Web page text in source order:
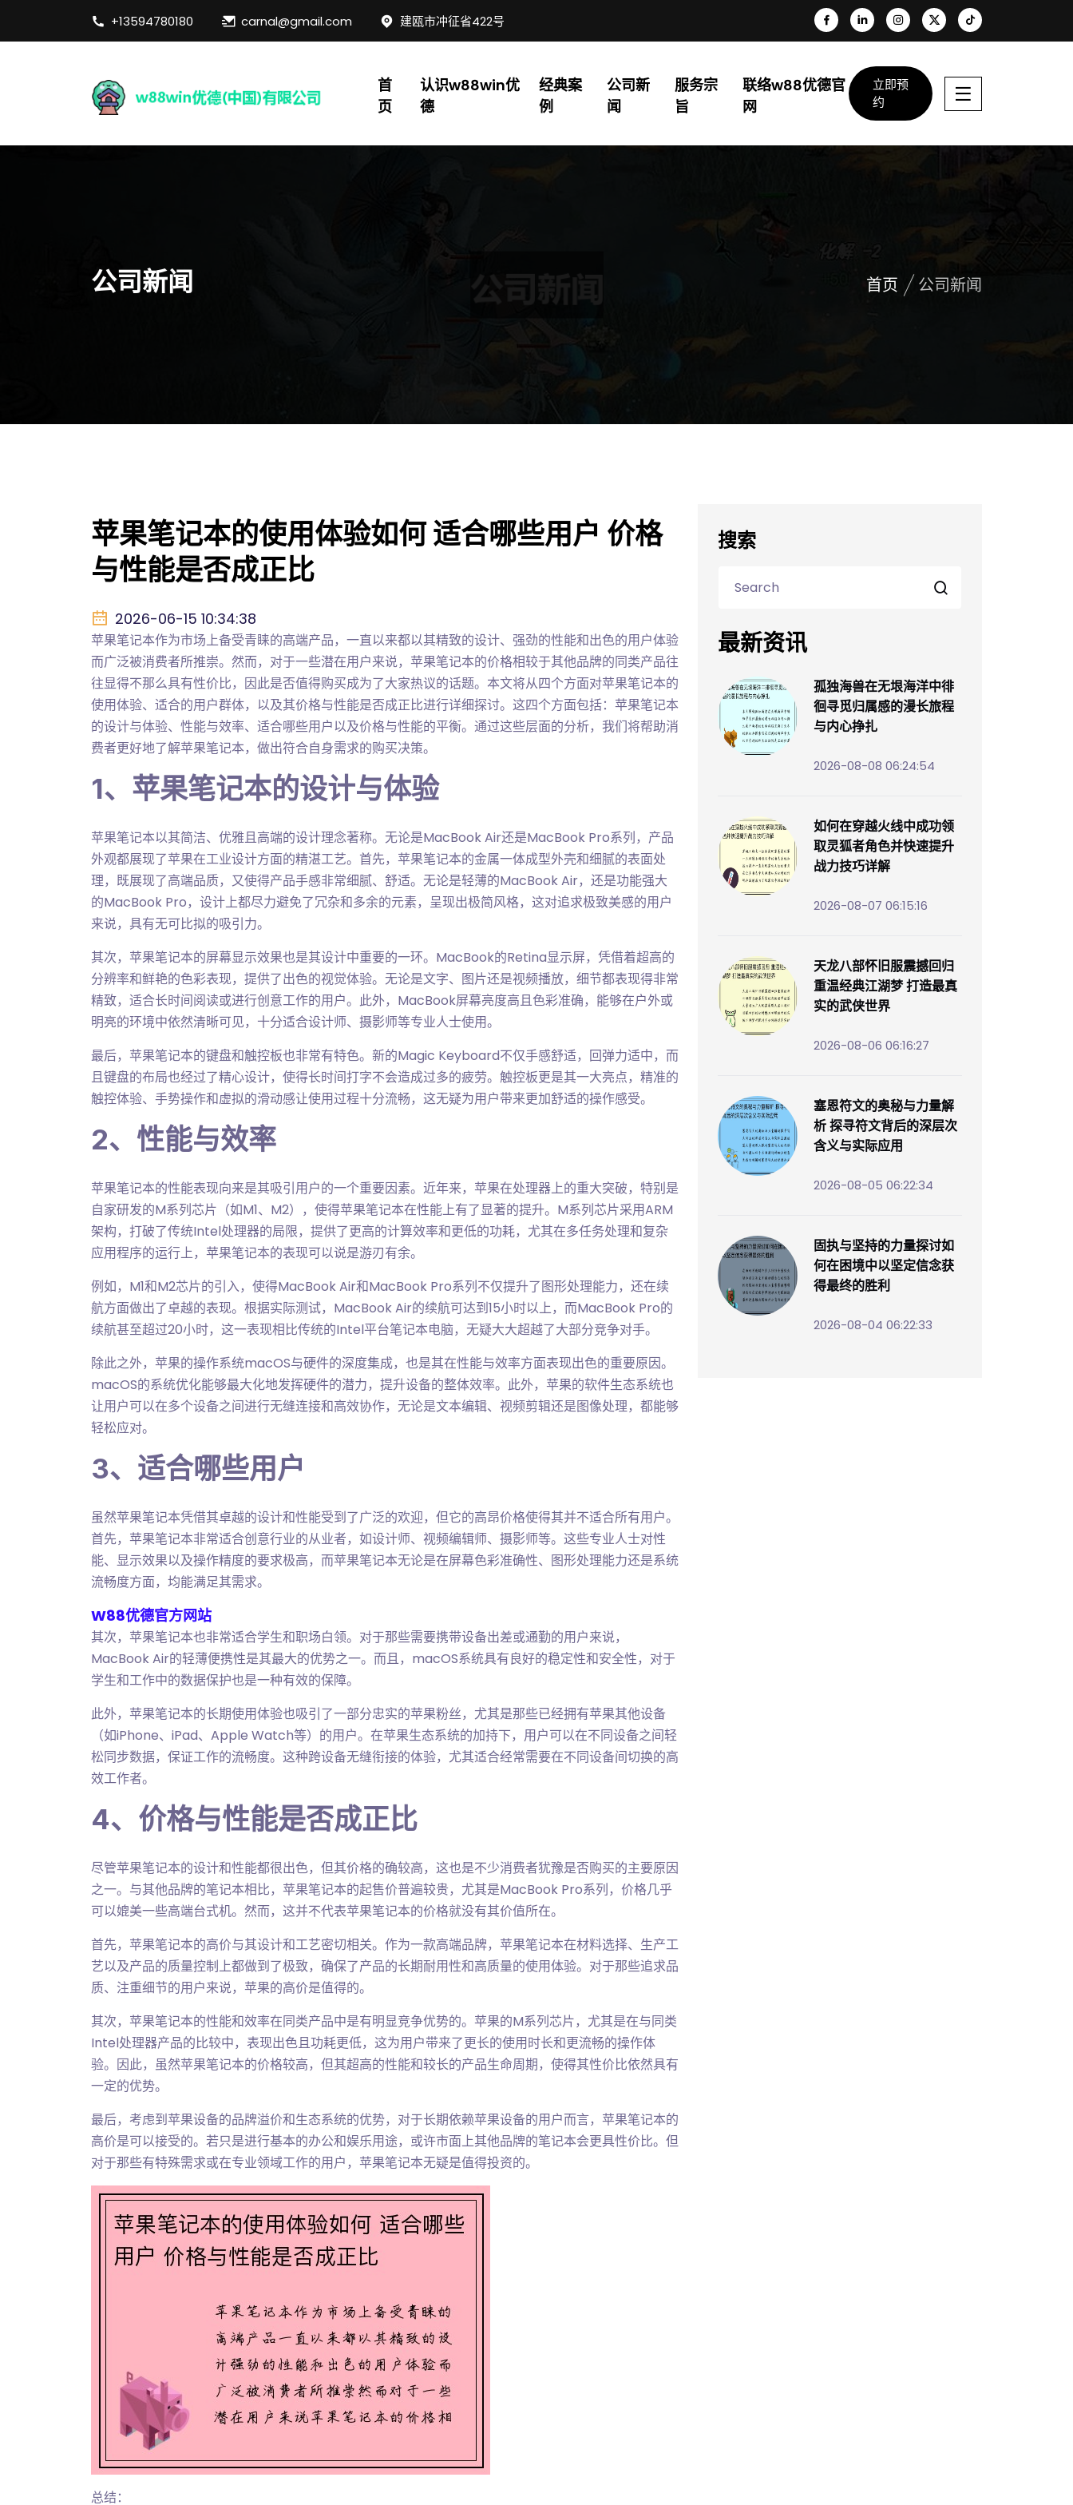
+13594780180 carnal@gmail.com 建瓯市冲征省422号
首
页
认识w88win优
德
经典案
例
公司新
闻
服务宗
旨
联络w88优德官
网
立即预
约
公司新闻 首页 公司新闻
苹果笔记本的使用体验如何 适合哪些用户 价格
与性能是否成正比
2026-06-15 10:34:38
苹果笔记本作为市场上备受青睐的高端产品，一直以来都以其精致的设计、强劲的性能和出色的用户体验
而广泛被消费者所推崇。然而，对于一些潜在用户来说，苹果笔记本的价格相较于其他品牌的同类产品往
往显得不那么具有性价比，因此是否值得购买成为了大家热议的话题。本文将从四个方面对苹果笔记本的
使用体验、适合的用户群体，以及其价格与性能是否成正比进行详细探讨。这四个方面包括：苹果笔记本
的设计与体验、性能与效率、适合哪些用户以及价格与性能的平衡。通过这些层面的分析，我们将帮助消
费者更好地了解苹果笔记本，做出符合自身需求的购买决策。
1、苹果笔记本的设计与体验
苹果笔记本以其简洁、优雅且高端的设计理念著称。无论是MacBook Air还是MacBook Pro系列，产品
外观都展现了苹果在工业设计方面的精湛工艺。首先，苹果笔记本的金属一体成型外壳和细腻的表面处
理，既展现了高端品质，又使得产品手感非常细腻、舒适。无论是轻薄的MacBook Air，还是功能强大
的MacBook Pro，设计上都尽力避免了冗杂和多余的元素，呈现出极简风格，这对追求极致美感的用户
来说，具有无可比拟的吸引力。
其次，苹果笔记本的屏幕显示效果也是其设计中重要的一环。MacBook的Retina显示屏，凭借着超高的
分辨率和鲜艳的色彩表现，提供了出色的视觉体验。无论是文字、图片还是视频播放，细节都表现得非常
精致，适合长时间阅读或进行创意工作的用户。此外，MacBook屏幕亮度高且色彩准确，能够在户外或
明亮的环境中依然清晰可见，十分适合设计师、摄影师等专业人士使用。
最后，苹果笔记本的键盘和触控板也非常有特色。新的Magic Keyboard不仅手感舒适，回弹力适中，而
且键盘的布局也经过了精心设计，使得长时间打字不会造成过多的疲劳。触控板更是其一大亮点，精准的
触控体验、手势操作和虚拟的滑动感让使用过程十分流畅，这无疑为用户带来更加舒适的操作感受。
2、性能与效率
苹果笔记本的性能表现向来是其吸引用户的一个重要因素。近年来，苹果在处理器上的重大突破，特别是
自家研发的M系列芯片（如M1、M2），使得苹果笔记本在性能上有了显著的提升。M系列芯片采用ARM
架构，打破了传统Intel处理器的局限，提供了更高的计算效率和更低的功耗，尤其在多任务处理和复杂
应用程序的运行上，苹果笔记本的表现可以说是游刃有余。
例如，M1和M2芯片的引入，使得MacBook Air和MacBook Pro系列不仅提升了图形处理能力，还在续
航方面做出了卓越的表现。根据实际测试，MacBook Air的续航可达到15小时以上，而MacBook Pro的
续航甚至超过20小时，这一表现相比传统的Intel平台笔记本电脑，无疑大大超越了大部分竞争对手。
除此之外，苹果的操作系统macOS与硬件的深度集成，也是其在性能与效率方面表现出色的重要原因。
macOS的系统优化能够最大化地发挥硬件的潜力，提升设备的整体效率。此外，苹果的软件生态系统也
让用户可以在多个设备之间进行无缝连接和高效协作，无论是文本编辑、视频剪辑还是图像处理，都能够
轻松应对。
3、适合哪些用户
虽然苹果笔记本凭借其卓越的设计和性能受到了广泛的欢迎，但它的高昂价格使得其并不适合所有用户。
首先，苹果笔记本非常适合创意行业的从业者，如设计师、视频编辑师、摄影师等。这些专业人士对性
能、显示效果以及操作精度的要求极高，而苹果笔记本无论是在屏幕色彩准确性、图形处理能力还是系统
流畅度方面，均能满足其需求。
W88优德官方网站
其次，苹果笔记本也非常适合学生和职场白领。对于那些需要携带设备出差或通勤的用户来说，
MacBook Air的轻薄便携性是其最大的优势之一。而且，macOS系统具有良好的稳定性和安全性，对于
学生和工作中的数据保护也是一种有效的保障。
此外，苹果笔记本的长期使用体验也吸引了一部分忠实的苹果粉丝，尤其是那些已经拥有苹果其他设备
（如iPhone、iPad、Apple Watch等）的用户。在苹果生态系统的加持下，用户可以在不同设备之间轻
松同步数据，保证工作的流畅度。这种跨设备无缝衔接的体验，尤其适合经常需要在不同设备间切换的高
效工作者。
4、价格与性能是否成正比
尽管苹果笔记本的设计和性能都很出色，但其价格的确较高，这也是不少消费者犹豫是否购买的主要原因
之一。与其他品牌的笔记本相比，苹果笔记本的起售价普遍较贵，尤其是MacBook Pro系列，价格几乎
可以媲美一些高端台式机。然而，这并不代表苹果笔记本的价格就没有其价值所在。
首先，苹果笔记本的高价与其设计和工艺密切相关。作为一款高端品牌，苹果笔记本在材料选择、生产工
艺以及产品的质量控制上都做到了极致，确保了产品的长期耐用性和高质量的使用体验。对于那些追求品
质、注重细节的用户来说，苹果的高价是值得的。
其次，苹果笔记本的性能和效率在同类产品中是有明显竞争优势的。苹果的M系列芯片，尤其是在与同类
Intel处理器产品的比较中，表现出色且功耗更低，这为用户带来了更长的使用时长和更流畅的操作体
验。因此，虽然苹果笔记本的价格较高，但其超高的性能和较长的产品生命周期，使得其性价比依然具有
一定的优势。
最后，考虑到苹果设备的品牌溢价和生态系统的优势，对于长期依赖苹果设备的用户而言，苹果笔记本的
高价是可以接受的。若只是进行基本的办公和娱乐用途，或许市面上其他品牌的笔记本会更具性价比。但
对于那些有特殊需求或在专业领域工作的用户，苹果笔记本无疑是值得投资的。
总结：
搜索
最新资讯
孤独海兽在无垠海洋中徘
徊寻觅归属感的漫长旅程
与内心挣扎
2026-08-08 06:24:54
如何在穿越火线中成功领
取灵狐者角色并快速提升
战力技巧详解
2026-08-07 06:15:16
天龙八部怀旧服震撼回归
重温经典江湖梦 打造最真
实的武侠世界
2026-08-06 06:16:27
塞恩符文的奥秘与力量解
析 探寻符文背后的深层次
含义与实际应用
2026-08-05 06:22:34
固执与坚持的力量探讨如
何在困境中以坚定信念获
得最终的胜利
2026-08-04 06:22:33